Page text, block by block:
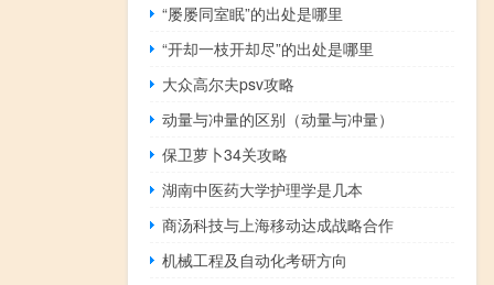
“屡屡同室眠”的出处是哪里
“开却一枝开却尽”的出处是哪里
大众高尔夫psv攻略
动量与冲量的区别（动量与冲量）
保卫萝卜34关攻略
湖南中医药大学护理学是几本
商汤科技与上海移动达成战略合作
机械工程及自动化考研方向